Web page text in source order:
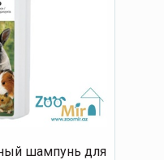
шампунь для